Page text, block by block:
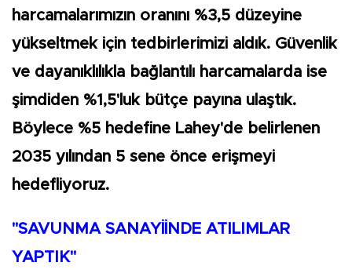
harcamalarımızın oranını %3,5 düzeyine
yükseltmek için tedbirlerimizi aldık. Güvenlik
ve dayanıklılıkla bağlantılı harcamalarda ise
şimdiden %1,5'luk bütçe payına ulaştık.
Böylece %5 hedefine Lahey'de belirlenen
2035 yılından 5 sene önce erişmeyi
hedefliyoruz.
"SAVUNMA SANAYİİNDE ATILIMLAR
YAPTIK"